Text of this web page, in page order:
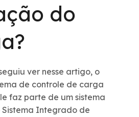
do
ver nesse artigo, o
de controle de carga
faz parte de um sistema
Integrado de